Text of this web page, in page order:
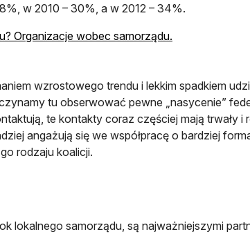
w 2010 – 30%, a w 2012 – 34%.
Organizacje wobec samorządu.
wzrostowego trendu i lekkim spadkiem
tu obserwować pewne „nasycenie”
te kontakty coraz częściej mają trwały i
angażują się we współpracę o bardziej
rodzaju koalicji.
lokalnego samorządu, są najważniejszymi